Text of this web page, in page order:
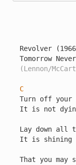
Revolver
(Lennon/
C
Turn off your
It is not
Lay down all
It is shining
That you may